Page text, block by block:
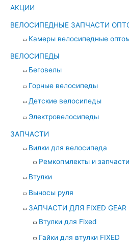
АКЦИИ
ВЕЛОСИПЕДНЫЕ ЗАПЧАСТИ
Камеры велосипедные
ВЕЛОСИПЕДЫ
Беговелы
Горные велосипеды
Детские велосипеды
Электровелосипеды
ЗАПЧАСТИ
Вилки для велосипеда
Ремкопмлекты и
Втулки
Выносы руля
ЗАПЧАСТИ ДЛЯ FIXED GEAR
Втулки для Fixed
Гайки для втулки FIXED